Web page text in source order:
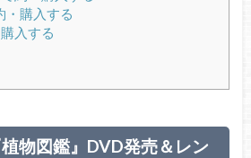
・購入する
入する
物図鑑』DVD発売＆レン